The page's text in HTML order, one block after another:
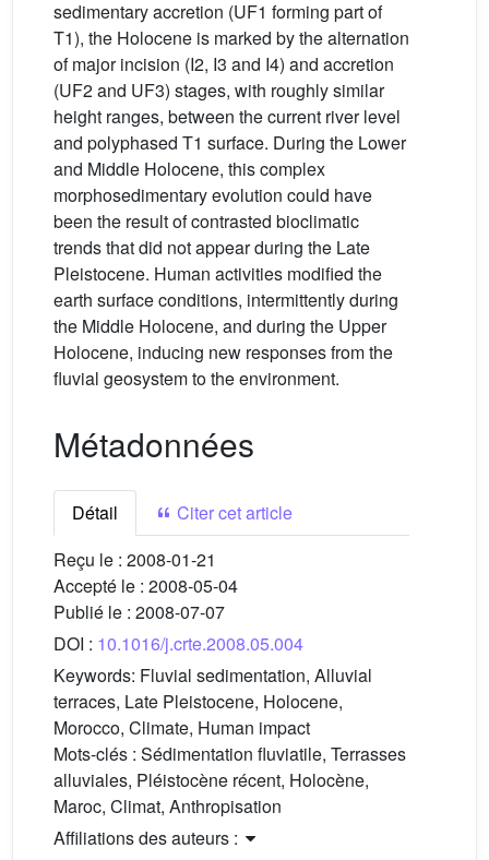
sedimentary accretion (UF1 forming part of
T1), the Holocene is marked by the alternation
of major incision (I2, I3 and I4) and accretion
(UF2 and UF3) stages, with roughly similar
height ranges, between the current river level
and polyphased T1 surface. During the Lower
and Middle Holocene, this complex
morphosedimentary evolution could have
been the result of contrasted bioclimatic
trends that did not appear during the Late
Pleistocene. Human activities modified the
earth surface conditions, intermittently during
the Middle Holocene, and during the Upper
Holocene, inducing new responses from the
fluvial geosystem to the environment.
Métadonnées
Détail
Citer cet article
Reçu le : 2008-01-21
Accepté le : 2008-05-04
Publié le : 2008-07-07
DOI : 10.1016/j.crte.2008.05.004
Keywords: Fluvial sedimentation, Alluvial
terraces, Late Pleistocene, Holocene,
Morocco, Climate, Human impact
Mots-clés : Sédimentation fluviatile, Terrasses
alluviales, Pléistocène récent, Holocène,
Maroc, Climat, Anthropisation
Affiliations des auteurs :